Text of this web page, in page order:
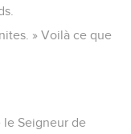
» Voilà ce que
le Seigneur de